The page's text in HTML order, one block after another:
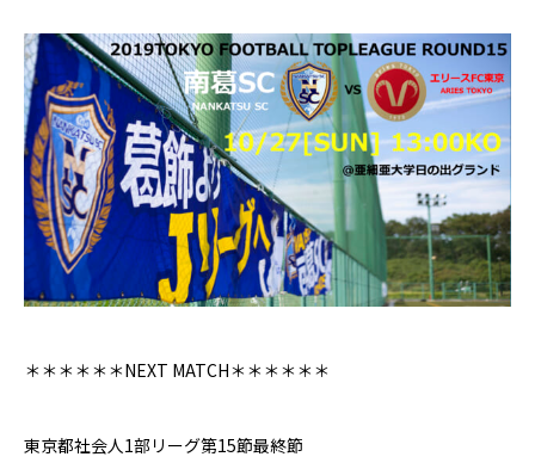
＊＊＊＊＊＊NEXT MATCH＊＊ ＊＊＊＊
東京都社会人1部リーグ第15節最終節